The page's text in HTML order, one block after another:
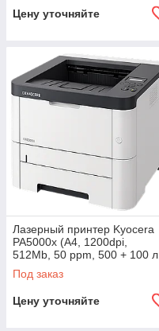
Цену уточняйте
Лазерный принтер Kyocera
PA5000x (А4, 1200dpi,
512Mb, 50 ppm, 500 + 100 л.,
дуплекс, USB 2.0, Gigabit
Под заказ
Цену уточняйте